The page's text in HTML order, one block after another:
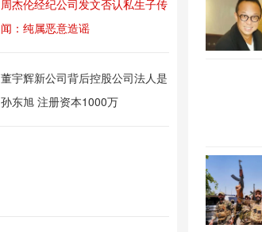
周杰伦经纪公司发文否认私生子传
闻：纯属恶意造谣
董宇辉新公司背后控股公司法人是
孙东旭 注册资本1000万